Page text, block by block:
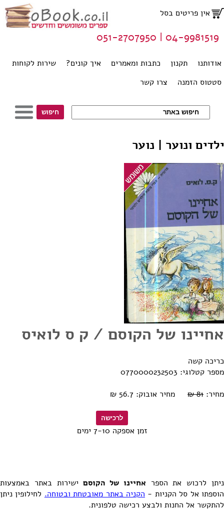
אין פריטים בסל
אודותנו תקנון כתבות ומאמרים איך קונים?
שירות לקוחות
סטטוס הזמנה
צרו קשר
04-9981519 | 051-2707950
ילדים ונוער | נוער
אחיינו של הקוסם / ק ס לואיס
כריכה קשה
מספר קטלוגי: 0770000232503
מחיר: 81 ₪ מחיר אובוק: 56.7 ₪
זמן אספקה 7-10 ימים
ניתן לרכוש את הספר אחיינו של הקוסםישירות באתר באמצעות
הוספתו אל סל הקניות - הקניה באתר מאובטחת ובטוחה. לחילופין ניתן
להתקשר אל החנות ולבצע רכישה טלפונית.